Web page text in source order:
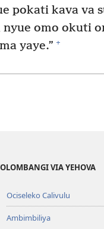
pokati kava va
nyue omo okuti
yaye.” +
VIA YEHOVA
Ociseleko Calivulu
Ambimbiliya